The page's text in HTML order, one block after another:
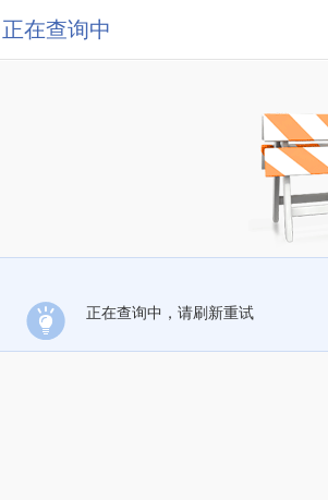
正在查询中
正在查询中，请刷新重试